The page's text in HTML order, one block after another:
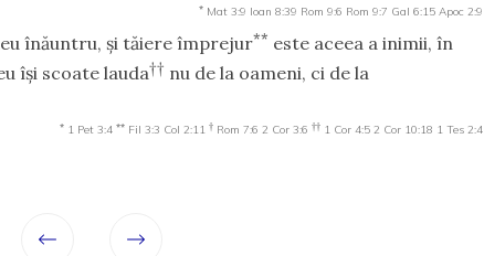
* Mat 3:9 Ioan 8:39 Rom 9:6 Rom 9:7 Gal 6:15 Apoc 2:9
înăuntru, şi tăiere împrejur** este aceea a inimii, în
îşi scoate lauda†† nu de la oameni, ci de la
* 1 Pet 3:4 ** Fil 3:3 Col 2:11 † Rom 7:6 2 Cor 3:6 †† 1 Cor 4:5 2 Cor 10:18 1 Tes 2:4